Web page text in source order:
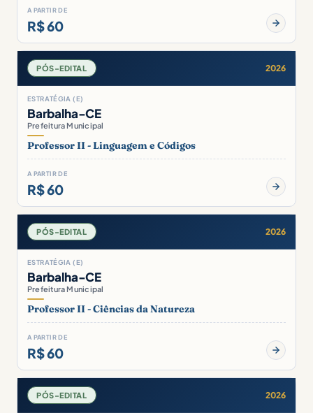
A PARTIR DE
R$ 60
PÓS-EDITAL 2026
ESTRATÉGIA (E)
Barbalha-CE
Prefeitura Municipal
Professor II - Linguagem e Códigos
A PARTIR DE
R$ 60
PÓS-EDITAL 2026
ESTRATÉGIA (E)
Barbalha-CE
Prefeitura Municipal
Professor II - Ciências da Natureza
A PARTIR DE
R$ 60
PÓS-EDITAL 2026